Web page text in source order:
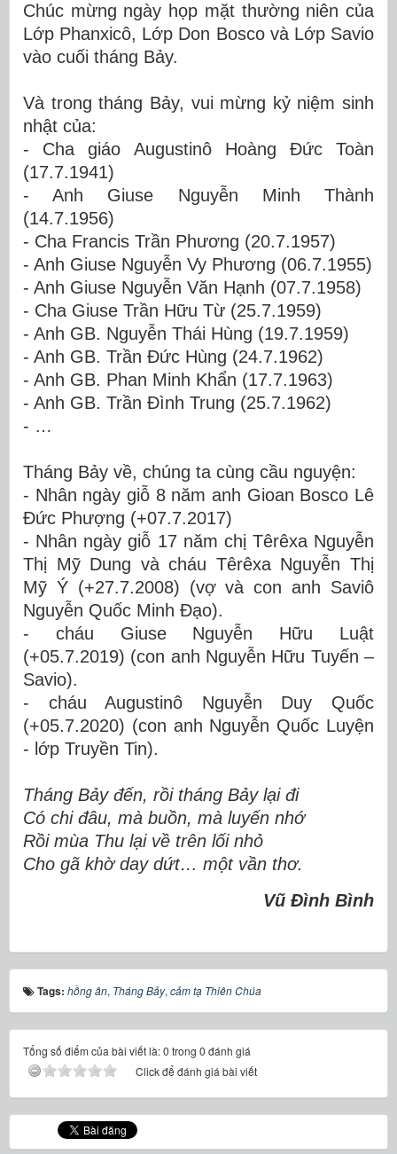
Chúc mừng ngày họp mặt thường niên của
Lớp Phanxicô, Lớp Don Bosco và Lớp Savio
vào cuối tháng Bảy.
Và trong tháng Bảy, vui mừng kỷ niệm sinh
nhật của:
- Cha giáo Augustinô Hoàng Đức Toàn
(17.7.1941)
- Anh Giuse Nguyễn Minh Thành
(14.7.1956)
- Cha Francis Trần Phương (20.7.1957)
- Anh Giuse Nguyễn Vy Phương (06.7.1955)
- Anh Giuse Nguyễn Văn Hạnh (07.7.1958)
- Cha Giuse Trần Hữu Từ (25.7.1959)
- Anh GB. Nguyễn Thái Hùng (19.7.1959)
- Anh GB. Trần Đức Hùng (24.7.1962)
- Anh GB. Phan Minh Khẩn (17.7.1963)
- Anh GB. Trần Đình Trung (25.7.1962)
- …
Tháng Bảy về, chúng ta cùng cầu nguyện:
- Nhân ngày giỗ 8 năm anh Gioan Bosco Lê
Đức Phượng (+07.7.2017)
- Nhân ngày giỗ 17 năm chị Têrêxa Nguyễn
Thị Mỹ Dung và cháu Têrêxa Nguyễn Thị
Mỹ Ý (+27.7.2008) (vợ và con anh Saviô
Nguyễn Quốc Minh Đạo).
- cháu Giuse Nguyễn Hữu Luật
(+05.7.2019) (con anh Nguyễn Hữu Tuyến –
Savio).
- cháu Augustinô Nguyễn Duy Quốc
(+05.7.2020) (con anh Nguyễn Quốc Luyện
- lớp Truyền Tin).
Tháng Bảy đến, rồi tháng Bảy lại đi
Có chi đâu, mà buồn, mà luyến nhớ
Rồi mùa Thu lại về trên lối nhỏ
Cho gã khờ day dứt… một vần thơ.
Vũ Đình Bình
Tags: hồng ân, Tháng Bảy, cảm tạ Thiên Chúa
Tổng số điểm của bài viết là: 0 trong 0 đánh giá
Click để đánh giá bài viết